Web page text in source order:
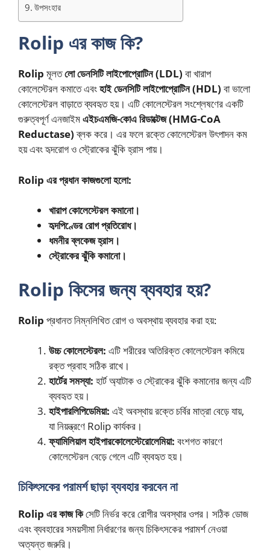
উপসংহার
Rolip এর কাজ কি?
Rolip মূলতলো ডেনসিটি লাইপোপ্রোটিন (LDL) বা খারাপ
কোলেস্টেরল কমাতে এবংহাই ডেনসিটি লাইপোপ্রোটিন (HDL) বা ভালো
কোলেস্টেরল বাড়াতে ব্যবহৃত হয়। এটি কোলেস্টেরল সংশ্লেষণের একটি
গুরুত্বপূর্ণ এনজাইমএইচএমজি-কোএ রিডাক্টেজ (HMG-CoA
Reductase)ব্লক করে। এর ফলে রক্তে কোলেস্টেরল উৎপাদন কম
হয় এবং হৃদরোগ ও স্ট্রোকের ঝুঁকি হ্রাস পায়।
Rolip এর প্রধান কাজগুলো হলো:
খারাপ কোলেস্টেরল কমানো।
হৃদপিণ্ডের রোগ প্রতিরোধ।
ধমনীর ব্লকেজ হ্রাস।
স্ট্রোকের ঝুঁকি কমানো।
Rolip কিসের জন্য ব্যবহার হয়?
Rolip প্রধানত নিম্নলিখিত রোগ ও অবস্থায় ব্যবহার করা হয়:
উচ্চ কোলেস্টেরল: এটি শরীরের অতিরিক্ত কোলেস্টেরল কমিয়ে
রক্ত প্রবাহ সঠিক রাখে।
হার্টের সমস্যা: হার্ট অ্যাটাক ও স্ট্রোকের ঝুঁকি কমানোর জন্য এটি
ব্যবহৃত হয়।
হাইপারলিপিডেমিয়া: এই অবস্থায় রক্তে চর্বির মাত্রা বেড়ে যায়,
যা নিয়ন্ত্রণে Rolip কার্যকর।
ফ্যামিলিয়াল হাইপারকোলেস্টেরোলেমিয়া: বংশগত কারণে
কোলেস্টেরল বেড়ে গেলে এটি ব্যবহৃত হয়।
চিকিৎসকের পরামর্শ ছাড়া ব্যবহার করবেন না
Rolip এর কাজ কিসেটি নির্ভর করে রোগীর অবস্থার ওপর। সঠিক ডোজ
এবং ব্যবহারের সময়সীমা নির্ধারণের জন্য চিকিৎসকের পরামর্শ নেওয়া
অত্যন্ত জরুরি।